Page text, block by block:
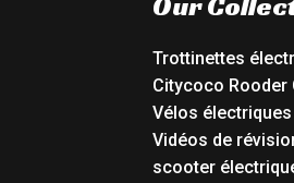
Trottinettes
Citycoco Rooder
Vélos électriques
Vidéos de
scooter